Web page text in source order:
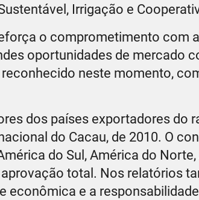
Irrigação e
o comprometimento com
oportunidades de mercado
neste momento,
dos países exportadores do
do Cacau, de 2010. O
do Sul, América do
total. Nos relatórios
econômica e a